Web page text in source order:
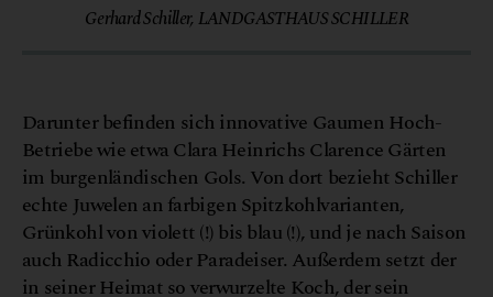
Gerhard Schiller, LANDGASTHAUS SCHILLER
Darunter befinden sich innovative Gaumen Hoch-
Betriebe wie etwa Clara Heinrichs Clarence Gärten
im burgenländischen Gols. Von dort bezieht Schiller
echte Juwelen an farbigen Spitzkohlvarianten,
Grünkohl von violett (!) bis blau (!), und je nach Saison
auch Radicchio oder Paradeiser. Außerdem setzt der
in seiner Heimat so verwurzelte Koch, der sein